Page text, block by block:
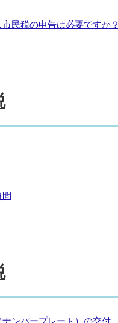
民税の申告は必要ですか？
ンバープレート）の交付